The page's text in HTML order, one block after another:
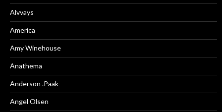
Alvvays
America
Amy Winehouse
Anathema
Anderson .Paak
Angel Olsen